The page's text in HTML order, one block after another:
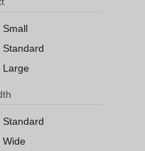
Small
Standard
Large
Standard
Wide